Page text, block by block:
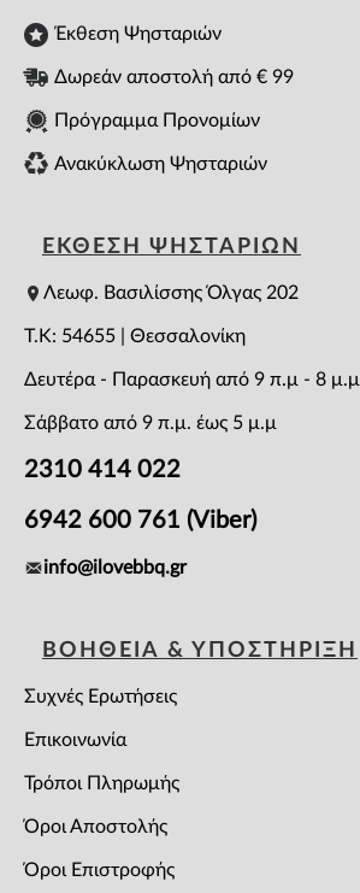
Έκθεση Ψησταριών
Δωρεάν αποστολή από € 99
Πρόγραμμα Προνομίων
Ανακύκλωση Ψησταριών
ΕΚΘΕΣΗ ΨΗΣΤΑΡΙΩΝ
Λεωφ. Βασιλίσσης Όλγας 202
T.K: 54655 | Θεσσαλονίκη
Δευτέρα - Παρασκευή από 9 π.μ - 8 μ.μ
Σάββατο από 9 π.μ. έως 5 μ.μ
2310 414 022
6942 600 761 (Viber)
info@ilovebbq.gr
ΒΟΗΘΕΙΑ & ΥΠΟΣΤΗΡΙΞΗ
Συχνές Ερωτήσεις
Επικοινωνία
Τρόποι Πληρωμής
Όροι Αποστολής
Όροι Επιστροφής